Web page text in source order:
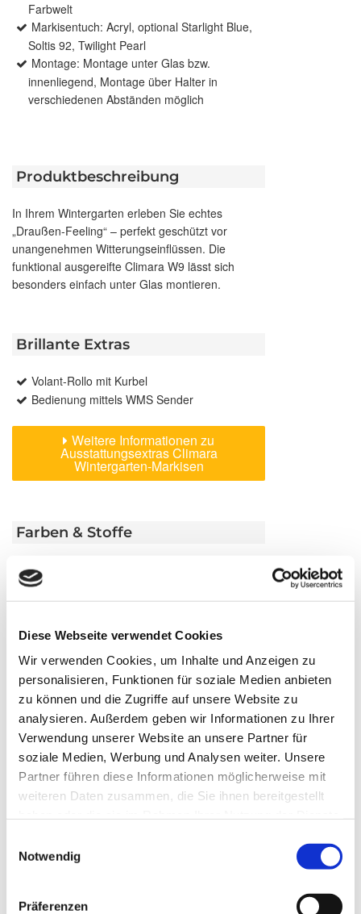
Diese Webseite verwendet Cookies
Wir verwenden Cookies, um Inhalte und Anzeigen zu
personalisieren, Funktionen für soziale Medien anbieten
zu können und die Zugriffe auf unsere Website zu
analysieren. Außerdem geben wir Informationen zu Ihrer
Verwendung unserer Website an unsere Partner für
soziale Medien, Werbung und Analysen weiter. Unsere
Partner führen diese Informationen möglicherweise mit
weiteren Daten zusammen, die Sie ihnen bereitgestellt
Notwendig
Präferenzen
Farbwelt
Markisentuch: Acryl, optional Starlight Blue,
Soltis 92, Twilight Pearl
Montage: Montage unter Glas bzw.
innenliegend, Montage über Halter in
verschiedenen Abständen möglich
Produktbeschreibung
In Ihrem Wintergarten erleben Sie echtes
„Draußen-Feeling“ – perfekt geschützt vor
unangenehmen Witterungseinflüssen. Die
funktional ausgereifte Climara W9 lässt sich
besonders einfach unter Glas montieren.
Brillante Extras
Volant-Rollo mit Kurbel
Bedienung mittels WMS Sender
Weitere Informationen zu
Ausstattungsextras Climara
Wintergarten-Markisen
Farben & Stoffe